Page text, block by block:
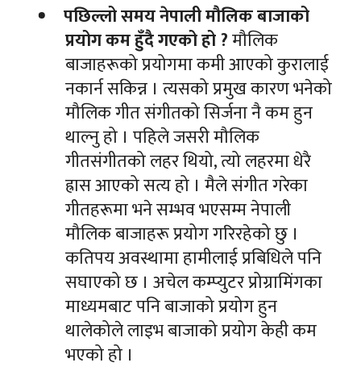
पछिल्लो समय नेपाली मौलिक बाजाको
प्रयोग कम हुँदै गएको हो ?मौलिक
बाजाहरूको प्रयोगमा कमी आएको कुरालाई
नकार्न सकिन्न । त्यसको प्रमुख कारण भनेको
मौलिक गीत संगीतको सिर्जना नै कम हुन
थाल्नु हो । पहिले जसरी मौलिक
गीतसंगीतको लहर थियो, त्यो लहरमा धेरै
ह्रास आएको सत्य हो । मैले संगीत गरेका
गीतहरूमा भने सम्भव भएसम्म नेपाली
मौलिक बाजाहरू प्रयोग गरिरहेको छु ।
कतिपय अवस्थामा हामीलाई प्रबिधिले पनि
सघाएको छ । अचेल कम्प्युटर प्रोग्रामिंगका
माध्यमबाट पनि बाजाको प्रयोग हुन
थालेकोले लाइभ बाजाको प्रयोग केही कम
भएको हो ।